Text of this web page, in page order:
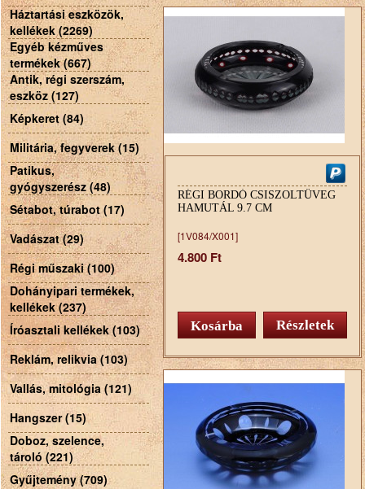
Háztartási eszközök,
kellékek (2269)
Egyéb kézműves
termékek (667)
Antik, régi szerszám,
eszköz (127)
Képkeret (84)
Militária, fegyverek (15)
Patikus,
gyógyszerész (48)
Sétabot, túrabot (17)
Vadászat (29)
Régi műszaki (100)
Dohányipari termékek,
kellékek (237)
Íróasztali kellékek (103)
Reklám, relikvia (103)
Vallás, mitológia (121)
Hangszer (15)
Doboz, szelence,
tároló (221)
Gyűjtemény (709)
RÉGI BORDÓ CSISZOLTÜVEG
HAMUTÁL 9.7 CM
[1V084/X001]
4.800 Ft
Részletek